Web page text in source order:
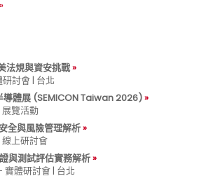
法規與資安挑戰
討會 | 台北
導體展 (SEMICON Taiwan 2026)
覽活動
全與風險管理解析
上研討會
與測試評估實務解析
體研討會 | 台北